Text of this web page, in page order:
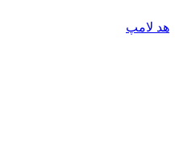
هد لامپ